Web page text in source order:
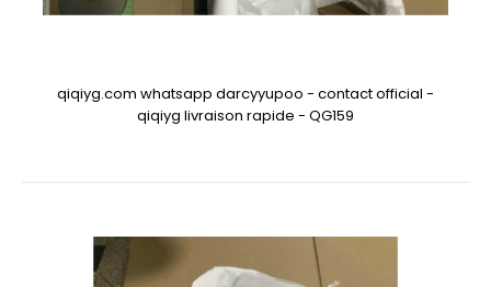
qiqiyg.com whatsapp darcyyupoo - contact official -
qiqiyg livraison rapide - QG159